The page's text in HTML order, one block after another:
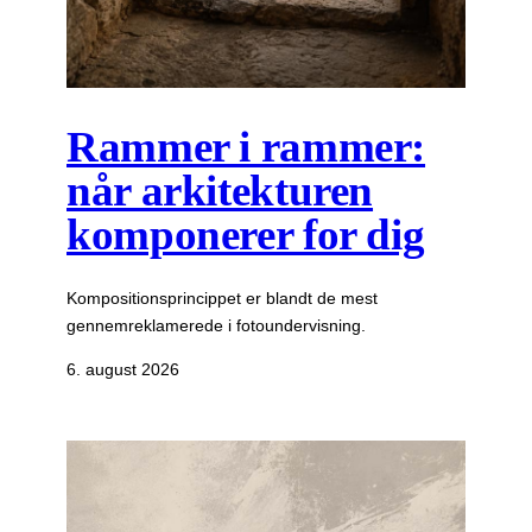
Rammer i rammer:
når arkitekturen
komponerer for dig
Kompositionsprincippet er blandt de mest
gennemreklamerede i fotoundervisning.
6. august 2026